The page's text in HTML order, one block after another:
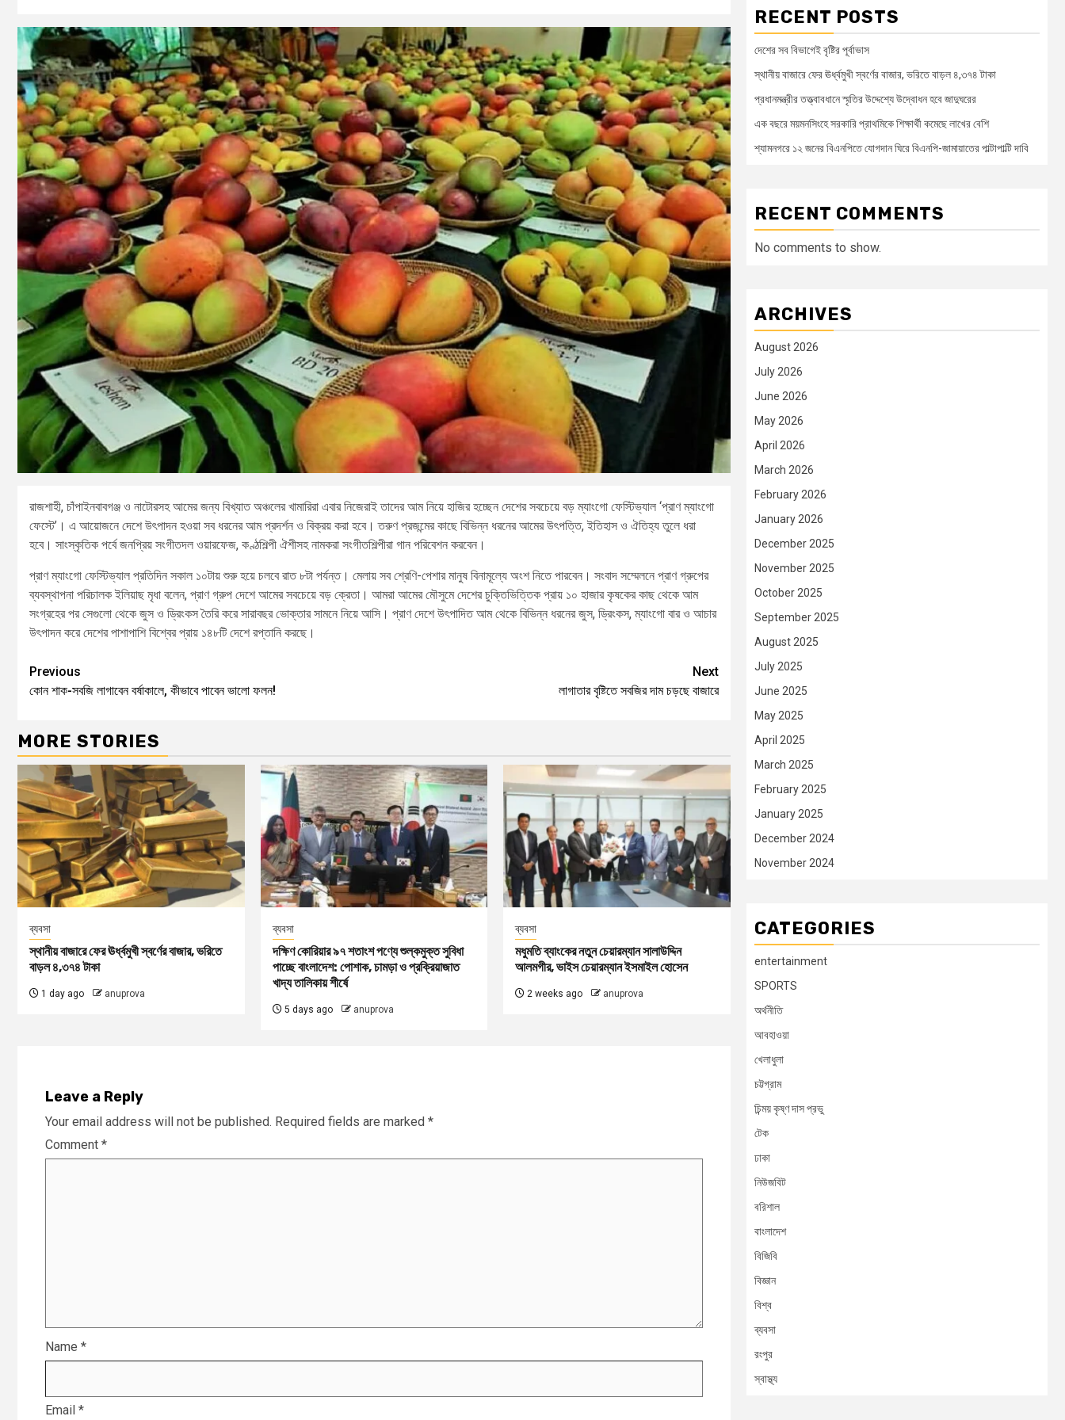
রাজশাহী, চাঁপাইনবাবগঞ্জ ও নাটোরসহ আমের জন্য বিখ্যাত অঞ্চলের খামারিরা এবার নিজেরাই তাদের আম নিয়ে হাজির হচ্ছেন দেশের সবচেয়ে বড় ম্যাংগো ফেস্টিভ্যাল ‘প্রাণ ম্যাংগো
ফেস্টে’। এ আয়োজনে দেশে উৎপাদন হওয়া সব ধরনের আম প্রদর্শন ও বিক্রয় করা হবে। তরুণ প্রজন্মের কাছে বিভিন্ন ধরনের আমের উৎপত্তি, ইতিহাস ও ঐতিহ্য তুলে ধরা
হবে। সাংস্কৃতিক পর্বে জনপ্রিয় সংগীতদল ওয়ারফেজ, কণ্ঠশিল্পী ঐশীসহ নামকরা সংগীতশিল্পীরা গান পরিবেশন করবেন।
প্রাণ ম্যাংগো ফেস্টিভ্যাল প্রতিদিন সকাল ১০টায় শুরু হয়ে চলবে রাত ৮টা পর্যন্ত। মেলায় সব শ্রেণি-পেশার মানুষ বিনামূল্যে অংশ নিতে পারবেন। সংবাদ সম্মেলনে প্রাণ গ্রুপের
ব্যবস্থাপনা পরিচালক ইলিয়াছ মৃধা বলেন, প্রাণ গ্রুপ দেশে আমের সবচেয়ে বড় ক্রেতা। আমরা আমের মৌসুমে দেশের চুক্তিভিত্তিক প্রায় ১০ হাজার কৃষকের কাছ থেকে আম
সংগ্রহের পর সেগুলো থেকে জুস ও ড্রিংকস তৈরি করে সারাবছর ভোক্তার সামনে নিয়ে আসি। প্রাণ দেশে উৎপাদিত আম থেকে বিভিন্ন ধরনের জুস, ড্রিংকস, ম্যাংগো বার ও আচার
উৎপাদন করে দেশের পাশাপাশি বিশ্বের প্রায় ১৪৮টি দেশে রপ্তানি করছে।
Previous
কোন শাক-সবজি লাগাবেন বর্ষাকালে, কীভাবে পাবেন ভালো ফলন!
Next
লাগাতার বৃষ্টিতে সবজির দাম চড়ছে বাজারে
MORE STORIES
ব্যবসা
স্থানীয় বাজারে ফের ঊর্ধ্বমুখী স্বর্ণের বাজার, ভরিতে
বাড়ল ৪,৩৭৪ টাকা
1 day ago anuprova
ব্যবসা
দক্ষিণ কোরিয়ার ৯৭ শতাংশ পণ্যে শুল্কমুক্ত সুবিধা
পাচ্ছে বাংলাদেশ: পোশাক, চামড়া ও প্রক্রিয়াজাত
খাদ্য তালিকায় শীর্ষে
5 days ago anuprova
ব্যবসা
মধুমতি ব্যাংকের নতুন চেয়ারম্যান সালাউদ্দিন
আলমগীর, ভাইস চেয়ারম্যান ইসমাইল হোসেন
2 weeks ago anuprova
Leave a Reply
Your email address will not be published. Required fields are marked *
Comment *
Name *
Email *
RECENT POSTS
দেশের সব বিভাগেই বৃষ্টির পূর্বাভাস
স্থানীয় বাজারে ফের ঊর্ধ্বমুখী স্বর্ণের বাজার, ভরিতে বাড়ল ৪,৩৭৪ টাকা
প্রধানমন্ত্রীর তত্ত্বাবধানে স্মৃতির উদ্দেশ্যে উদ্বোধন হবে জাদুঘরের
এক বছরে ময়মনসিংহে সরকারি প্রাথমিকে শিক্ষার্থী কমেছে লাখের বেশি
শ্যামনগরে ১২ জনের বিএনপিতে যোগদান ঘিরে বিএনপি-জামায়াতের পাল্টাপাল্টি দাবি
RECENT COMMENTS
No comments to show.
ARCHIVES
August 2026
July 2026
June 2026
May 2026
April 2026
March 2026
February 2026
January 2026
December 2025
November 2025
October 2025
September 2025
August 2025
July 2025
June 2025
May 2025
April 2025
March 2025
February 2025
January 2025
December 2024
November 2024
CATEGORIES
entertainment
SPORTS
অর্থনীতি
আবহাওয়া
খেলাধুলা
চট্টগ্রাম
চিন্ময় কৃষ্ণ দাস প্রভু
টেক
ঢাকা
নিউজবিট
বরিশাল
বাংলাদেশ
বিজিবি
বিজ্ঞান
বিশ্ব
ব্যবসা
রংপুর
স্বাস্থ্য